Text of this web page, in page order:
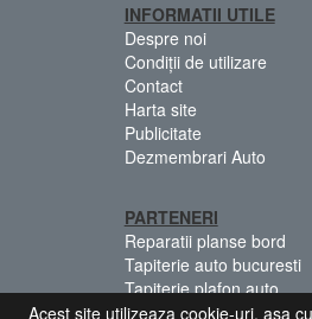
INFORMATII UTILE
Despre noi
Condiții de utilizare
Contact
Harta site
Publicitate
Dezmembrari Auto
PARTENERI
Reparatii planse bord
Tapiterie auto bucuresti
Tapiterie plafon auto
Centuri siguranta
Acest site utilizeaza cookie-uri, asa